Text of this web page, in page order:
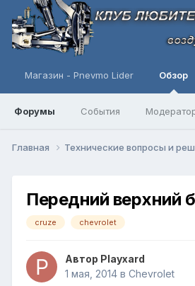
Магазин - Pnevmo Lider Обзор
Форумы События
Главная Технические вопросы и
Передний верхний
cruze chevrolet
Автор Playxard
1 мая, 2014 в Chevrolet